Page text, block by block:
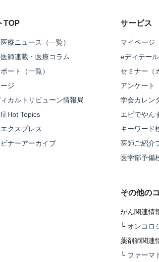
TOP
療ニュース（一覧）
師連載・医療コラム
ート（一覧）
ジ
ィカルトリビューン情報局
Hot Topics
クスプレス
ナーアーカイブ
サービス
マイページ
eディテール
セミナー（
アンケート
学会カレン
エビでやん
キーワード
医師ご紹介
医学部予備
その他の
がん関連情
└ オンコロ
薬剤師関連
└ ファーマ